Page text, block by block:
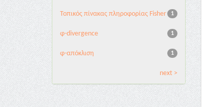
1
Τοπικός πίνακας πληροφορίας Fisher
1
φ-divergence
1
φ-απόκλιση
next >